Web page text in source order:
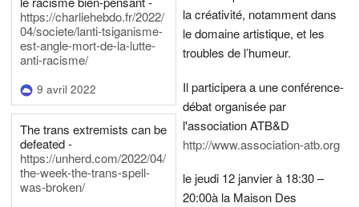
https://charliehebdo.fr/2022/
04/societe/lanti-tsiganisme-
est-angle-mort-de-la-lutte-
anti-racisme/
9 avril 2022
The trans extremists can be
defeated -
https://unherd.com/2022/04/
the-week-the-trans-spell-
was-broken/
la créativité, notamment dans
le domaine artistique, et les
troubles de l’humeur.
Il participera a une conférence-
débat organisée par
l'association ATB&D
http://www.association-atb.org
le jeudi 12 janvier à 18:30 –
20:00à la Maison Des